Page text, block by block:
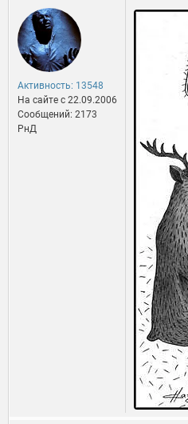
Активность: 13548
На сайте c 22.09.2006
Сообщений: 2173
РнД